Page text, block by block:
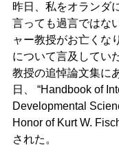
昨日、私をオランダ
言っても過言ではな
ャー教授がお亡くな
について言及してい
教授の追悼論文集に
日、 “Handbook of
Developmental
Honor of Kurt W.
された。